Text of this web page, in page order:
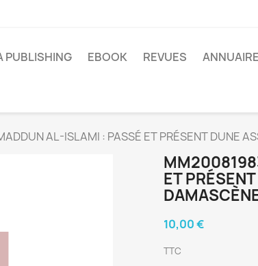
PUBLISHING EBOOK REVUES
AL-ISLAMI : PASSÉ ET PRÉSENT DUNE
ET
10,00 €
TTC